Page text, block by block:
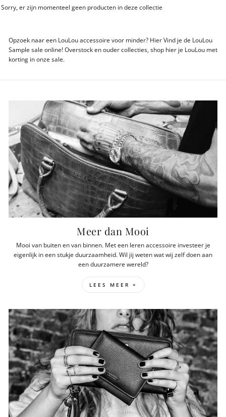
Sorry, er zijn momenteel geen producten in deze collectie
Opzoek naar een LouLou accessoire voor minder? Hier Vind je de LouLou
Sample sale online! Overstock en ouder collecties, shop hier je LouLou met
korting in onze sale.
Meer dan Mooi
Mooi van buiten en van binnen. Met een leren accessoire investeer je
eigenlijk in een stukje duurzaamheid. Wil jij weten wat wij zelf doen aan
een duurzamere wereld?
LEES MEER +